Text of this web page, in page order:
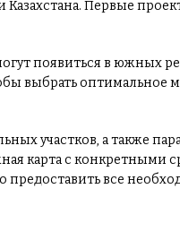
Первые
появиться в южных
выбрать оптимальное
участков, а также
карта с конкретными
предоставить все